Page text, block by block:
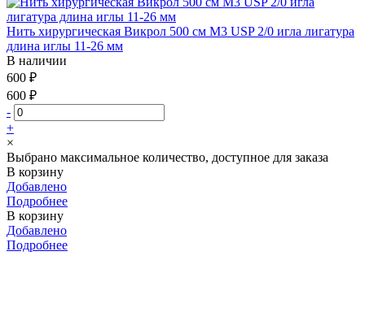
Нить хирургическая Викрол 500 см М3 USP 2/0 игла лигатура
длина иглы 11-26 мм
В наличии
600 ₽
600 ₽
-
+
×
Выбрано максимальное количество, доступное для заказа
В корзину
Добавлено
Подробнее
В корзину
Добавлено
Подробнее